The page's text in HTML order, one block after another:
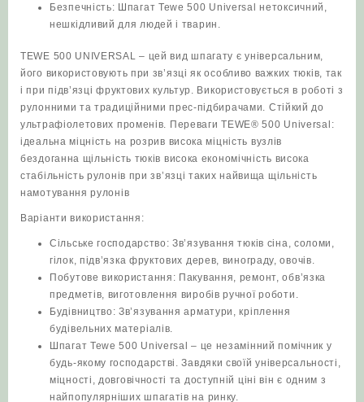
Безпечність: Шпагат Tewe 500 Universal нетоксичний,
нешкідливий для людей і тварин.
TEWE 500 UNIVERSAL – цей вид шпагату є універсальним,
його використовують при зв’язці як особливо важких тюків, так
і при підв’язці фруктових культур. Використовується в роботі з
рулонними та традиційними прес-підбирачами. Стійкий до
ультрафіолетових променів. Переваги TEWE® 500 Universal:
ідеальна міцність на розрив висока міцність вузлів
бездоганна щільність тюків висока економічність висока
стабільність рулонів при зв’язці таких найвища щільність
намотування рулонів
Варіанти використання:
Сільське господарство: Зв’язування тюків сіна, соломи,
гілок, підв’язка фруктових дерев, винограду, овочів.
Побутове використання: Пакування, ремонт, обв’язка
предметів, виготовлення виробів ручної роботи.
Будівництво: Зв’язування арматури, кріплення
будівельних матеріалів.
Шпагат Tewe 500 Universal – це незамінний помічник у
будь-якому господарстві. Завдяки своїй універсальності,
міцності, довговічності та доступній ціні він є одним з
найпопулярніших шпагатів на ринку.